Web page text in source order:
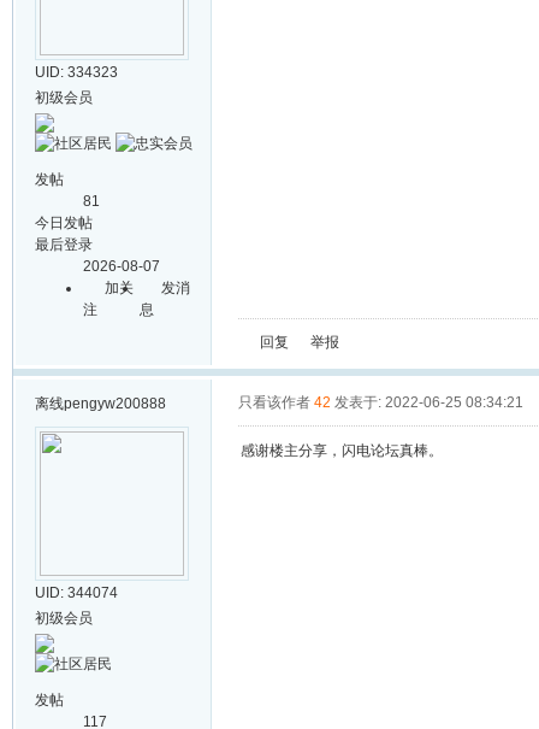
UID: 334323
初级会员
发帖
81
今日发帖
最后登录
2026-08-07
加关
注
发消
息
回复 举报
离线pengyw200888
UID: 344074
初级会员
发帖
117
只看该作者 42 发表于: 2022-06-25 08:34:21
感谢楼主分享，闪电论坛真棒。